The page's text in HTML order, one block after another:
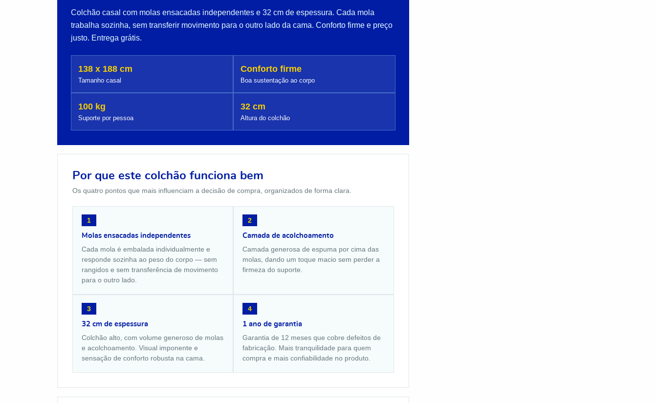
Colchão casal com molas ensacadas independentes e 32 cm de espessura. Cada mola
trabalha sozinha, sem transferir movimento para o outro lado da cama. Conforto firme e preço
justo. Entrega grátis.
138 x 188 cm
Tamanho casal
Conforto firme
Boa sustentação ao corpo
100 kg
Suporte por pessoa
32 cm
Altura do colchão
Por que este colchão funciona bem
Os quatro pontos que mais influenciam a decisão de compra, organizados de forma clara.
1
Molas ensacadas independentes
Cada mola é embalada individualmente e
responde sozinha ao peso do corpo — sem
rangidos e sem transferência de movimento
para o outro lado.
2
Camada de acolchoamento
Camada generosa de espuma por cima das
molas, dando um toque macio sem perder a
firmeza do suporte.
3
32 cm de espessura
Colchão alto, com volume generoso de molas
e acolchoamento. Visual imponente e
sensação de conforto robusta na cama.
4
1 ano de garantia
Garantia de 12 meses que cobre defeitos de
fabricação. Mais tranquilidade para quem
compra e mais confiabilidade no produto.